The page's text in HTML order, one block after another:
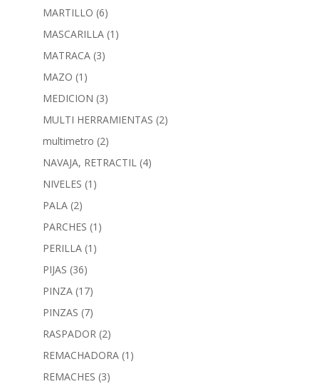
MARTILLO (6)
MASCARILLA (1)
MATRACA (3)
MAZO (1)
MEDICION (3)
MULTI HERRAMIENTAS (2)
multimetro (2)
NAVAJA, RETRACTIL (4)
NIVELES (1)
PALA (2)
PARCHES (1)
PERILLA (1)
PIJAS (36)
PINZA (17)
PINZAS (7)
RASPADOR (2)
REMACHADORA (1)
REMACHES (3)